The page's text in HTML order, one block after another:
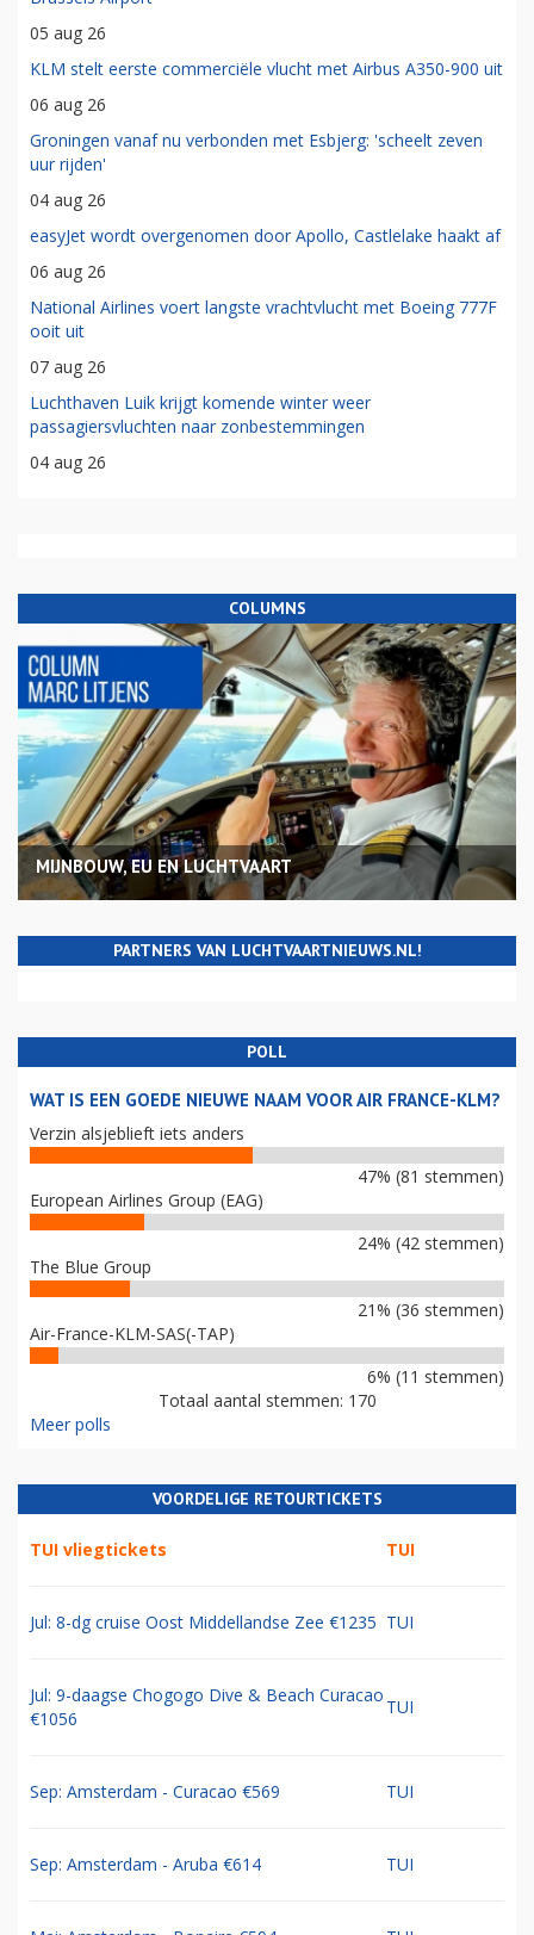
05 aug 26
KLM stelt eerste commerciële vlucht met Airbus A350-900 uit
06 aug 26
Groningen vanaf nu verbonden met Esbjerg: 'scheelt zeven
uur rijden'
04 aug 26
easyJet wordt overgenomen door Apollo, Castlelake haakt af
06 aug 26
National Airlines voert langste vrachtvlucht met Boeing 777F
ooit uit
07 aug 26
Luchthaven Luik krijgt komende winter weer
passagiersvluchten naar zonbestemmingen
04 aug 26
COLUMNS
MIJNBOUW, EU EN LUCHTVAART
PARTNERS VAN LUCHTVAARTNIEUWS.NL!
POLL
WAT IS EEN GOEDE NIEUWE NAAM VOOR AIR FRANCE-KLM?
Verzin alsjeblieft iets anders
47% (81 stemmen)
European Airlines Group (EAG)
24% (42 stemmen)
The Blue Group
21% (36 stemmen)
Air-France-KLM-SAS(-TAP)
6% (11 stemmen)
Totaal aantal stemmen: 170
Meer polls
VOORDELIGE RETOURTICKETS
TUI vliegtickets TUI
Jul: 8-dg cruise Oost Middellandse Zee €1235 TUI
Jul: 9-daagse Chogogo Dive & Beach Curacao
€1056
TUI
Sep: Amsterdam - Curacao €569 TUI
Sep: Amsterdam - Aruba €614 TUI